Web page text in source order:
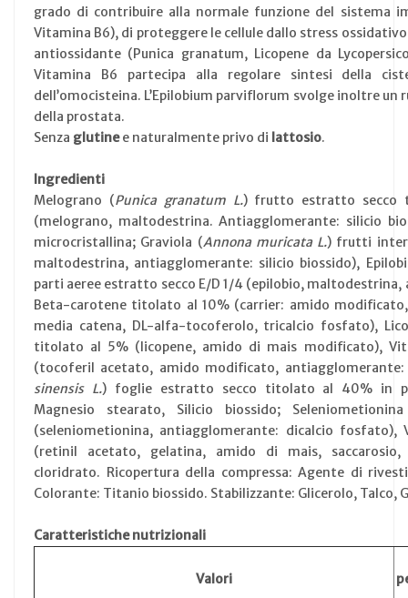
grado di contribuire alla normale funzione del sistema
Vitamina B6), di proteggere le cellule dallo stress
antiossidante (Punica granatum, Licopene da
Vitamina B6 partecipa alla regolare sintesi della
dell’omocisteina. L’Epilobium parviflorum svolge inoltre
della prostata.
Senza glutinee naturalmente privo di lattosio.
Ingredienti
Melograno (Punica granatum L.) frutto estratto secco
(melograno, maltodestrina. Antiagglomerante: silicio
microcristallina; Graviola (Annona muricata L.) frutti interi
maltodestrina, antiagglomerante: silicio biossido),
parti aeree estratto secco E/D 1/4 (epilobio,
Beta-carotene titolato al 10% (carrier: amido
media catena, DL-alfa-tocoferolo, tricalcio fosfato),
titolato al 5% (licopene, amido di mais modificato),
(tocoferil acetato, amido modificato,
sinensis L.) foglie estratto secco titolato al 40% in
Magnesio stearato, Silicio biossido;
(seleniometionina, antiagglomerante: dicalcio
(retinil acetato, gelatina, amido di mais, saccarosio,
cloridrato. Ricopertura della compressa: Agente di
Colorante: Titanio biossido. Stabilizzante: Glicerolo, Talco,
Caratteristiche nutrizionali
Valori